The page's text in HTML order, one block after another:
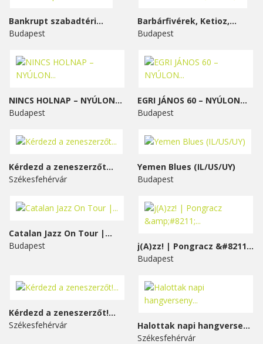
Bankrupt szabadtéri...
Budapest
Barbárfivérek, Ketioz,...
Budapest
NINCS HOLNAP – NYÚLON...
Budapest
EGRI JÁNOS 60 – NYÚLON...
Budapest
Kérdezd a zeneszerzőt...
Székesfehérvár
Yemen Blues (IL/US/UY)
Budapest
Catalan Jazz On Tour |...
Budapest
j(A)zz! | Pongracz &#8211;...
Budapest
Kérdezd a zeneszerzőt!...
Székesfehérvár
Halottak napi hangverseny...
Székesfehérvár